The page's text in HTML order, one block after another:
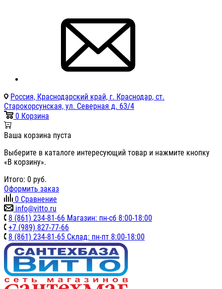
Россия, Краснодарский край, г. Краснодар, ст.
Старокорсунская, ул. Северная д. 63/4
0 Корзина
Ваша корзина пуста
Выберите в каталоге интересующий товар и нажмите кнопку
«В корзину».
Итого: 0 руб.
Оформить заказ
0 Сравнение
info@vitto.ru
8 (861) 234-81-66 Магазин: пн-сб 8:00-18:00
+7 (989) 827-77-66
8 (861) 234-81-65 Склад: пн-пт 8:00-18:00